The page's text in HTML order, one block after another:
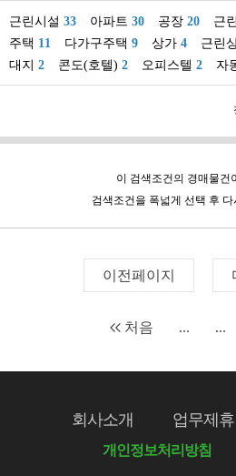
근린시설 33 아파트 30 공장 20 근
주택 11 다가구주택 9 상가 4 근린
대지 2 콘도(호텔) 2 오피스텔 2 자
이 검색조건의 경매물건
검색조건을 폭넓게 선택 후
이전페이지
처음 ... ...
회사소개 업무제휴
개인정보처리방침